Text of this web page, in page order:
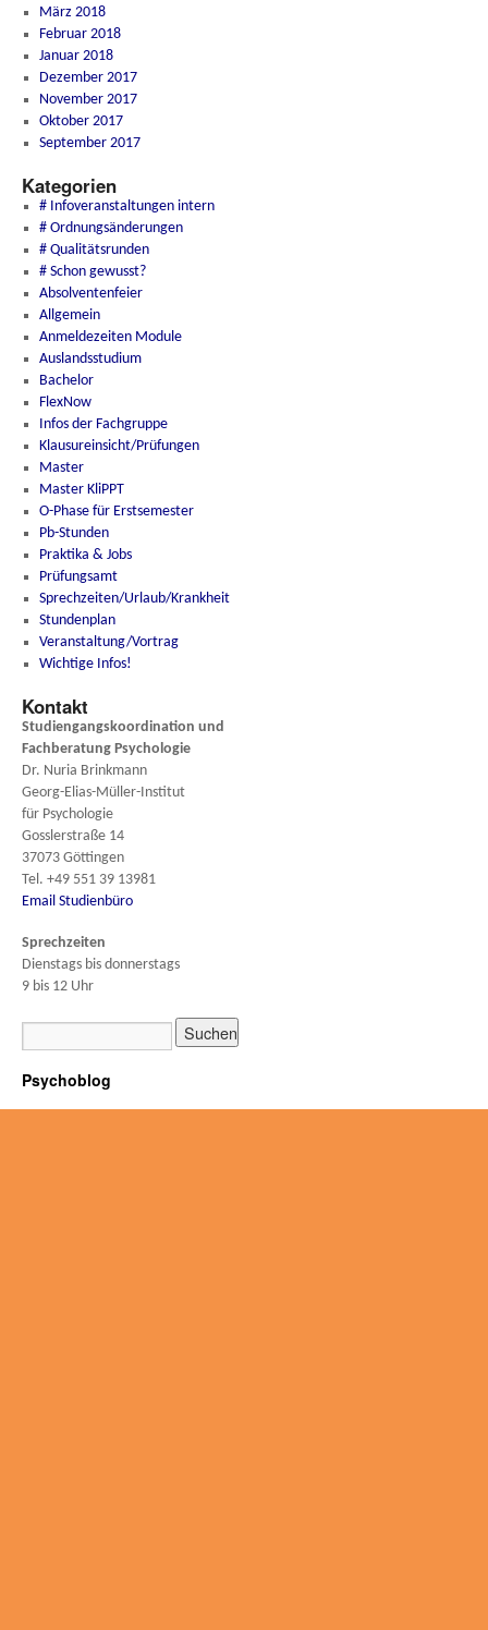
März 2018
Februar 2018
Januar 2018
Dezember 2017
November 2017
Oktober 2017
September 2017
Kategorien
# Infoveranstaltungen intern
# Ordnungsänderungen
# Qualitätsrunden
# Schon gewusst?
Absolventenfeier
Allgemein
Anmeldezeiten Module
Auslandsstudium
Bachelor
FlexNow
Infos der Fachgruppe
Klausureinsicht/Prüfungen
Master
Master KliPPT
O-Phase für Erstsemester
Pb-Stunden
Praktika & Jobs
Prüfungsamt
Sprechzeiten/Urlaub/Krankheit
Stundenplan
Veranstaltung/Vortrag
Wichtige Infos!
Kontakt
Studiengangskoordination und
Fachberatung Psychologie
Dr. Nuria Brinkmann
Georg-Elias-Müller-Institut
für Psychologie
Gosslerstraße 14
37073 Göttingen
Tel. +49 551 39 13981
Email Studienbüro
Sprechzeiten
Dienstags bis donnerstags
9 bis 12 Uhr
Psychoblog